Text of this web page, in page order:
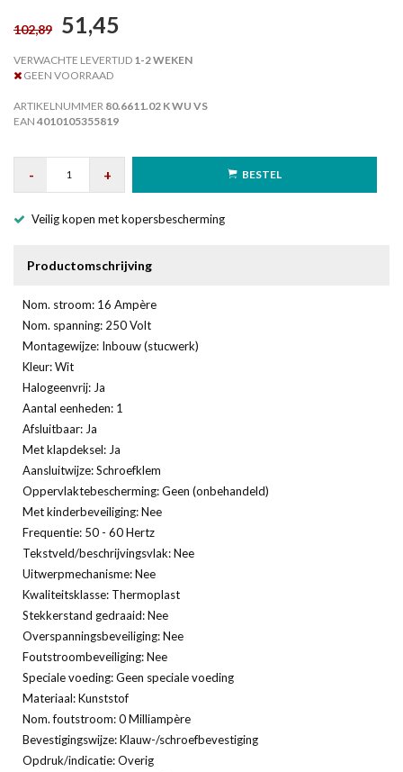
102,89 51,45
VERWACHTE LEVERTIJD 1-2 WEKEN
GEEN VOORRAAD
ARTIKELNUMMER 80.6611.02 K WU VS
EAN 4010105355819
- + BESTEL
Veilig kopen met kopersbescherming
Productomschrijving
Nom. stroom: 16 Ampère
Nom. spanning: 250 Volt
Montagewijze: Inbouw (stucwerk)
Kleur: Wit
Halogeenvrij: Ja
Aantal eenheden: 1
Afsluitbaar: Ja
Met klapdeksel: Ja
Aansluitwijze: Schroefklem
Oppervlaktebescherming: Geen (onbehandeld)
Met kinderbeveiliging: Nee
Frequentie: 50 - 60 Hertz
Tekstveld/beschrijvingsvlak: Nee
Uitwerpmechanisme: Nee
Kwaliteitsklasse: Thermoplast
Stekkerstand gedraaid: Nee
Overspanningsbeveiliging: Nee
Foutstroombeveiliging: Nee
Speciale voeding: Geen speciale voeding
Materiaal: Kunststof
Nom. foutstroom: 0 Milliampère
Bevestigingswijze: Klauw-/schroefbevestiging
Opdruk/indicatie: Overig